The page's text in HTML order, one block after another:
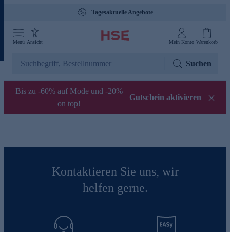
Tagesaktuelle Angebote
Menü Ansicht Mein Konto Warenkorb
Suchen
Bis zu -60% auf Mode und -20%
on top!
Gutschein aktivieren
Kontaktieren Sie uns, wir
helfen gerne.